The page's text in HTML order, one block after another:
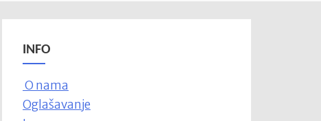
INFO
O nama
Oglašavanje